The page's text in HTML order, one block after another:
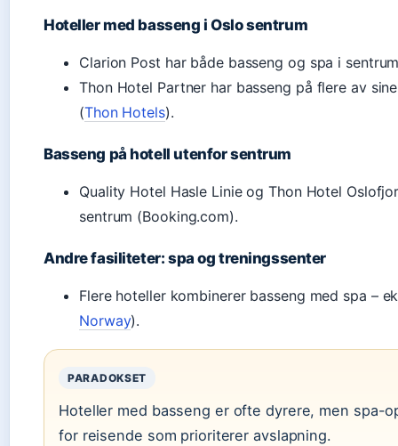
Hoteller med basseng i Oslo sentrum
Clarion Post har både basseng og spa i
Thon Hotel Partner har basseng på flere av
(Thon Hotels).
Basseng på hotell utenfor sentrum
Quality Hotel Hasle Linie og Thon Hotel
sentrum (Booking.com).
Andre fasiliteter: spa og treningssenter
Flere hoteller kombinerer basseng med spa –
Norway).
PARADOKSET
Hoteller med basseng er ofte dyrere, men spa-
for reisende som prioriterer avslapning.